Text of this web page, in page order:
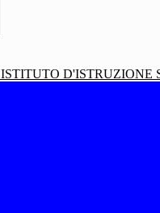
ISTITUTO D'ISTRUZIONE